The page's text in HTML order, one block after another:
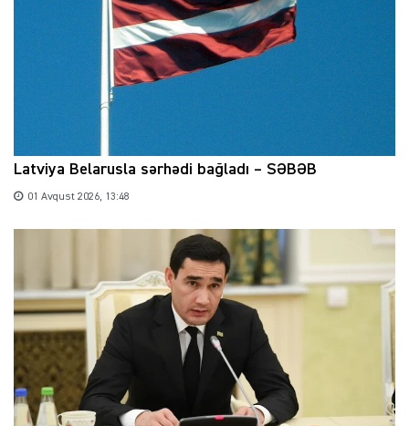
Latviya Belarusla sərhədi bağladı – SƏBƏB
01 Avqust 2026, 13:48